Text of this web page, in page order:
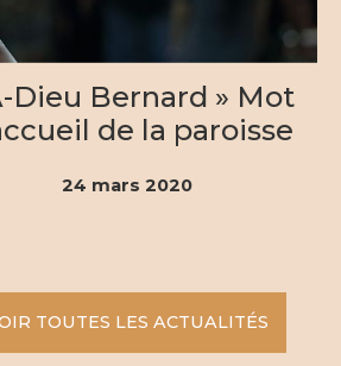
Dieu Bernard » Mot
de la paroisse
pour la sépulture de
24 mars 2020
TOUTES LES ACTUALITÉS